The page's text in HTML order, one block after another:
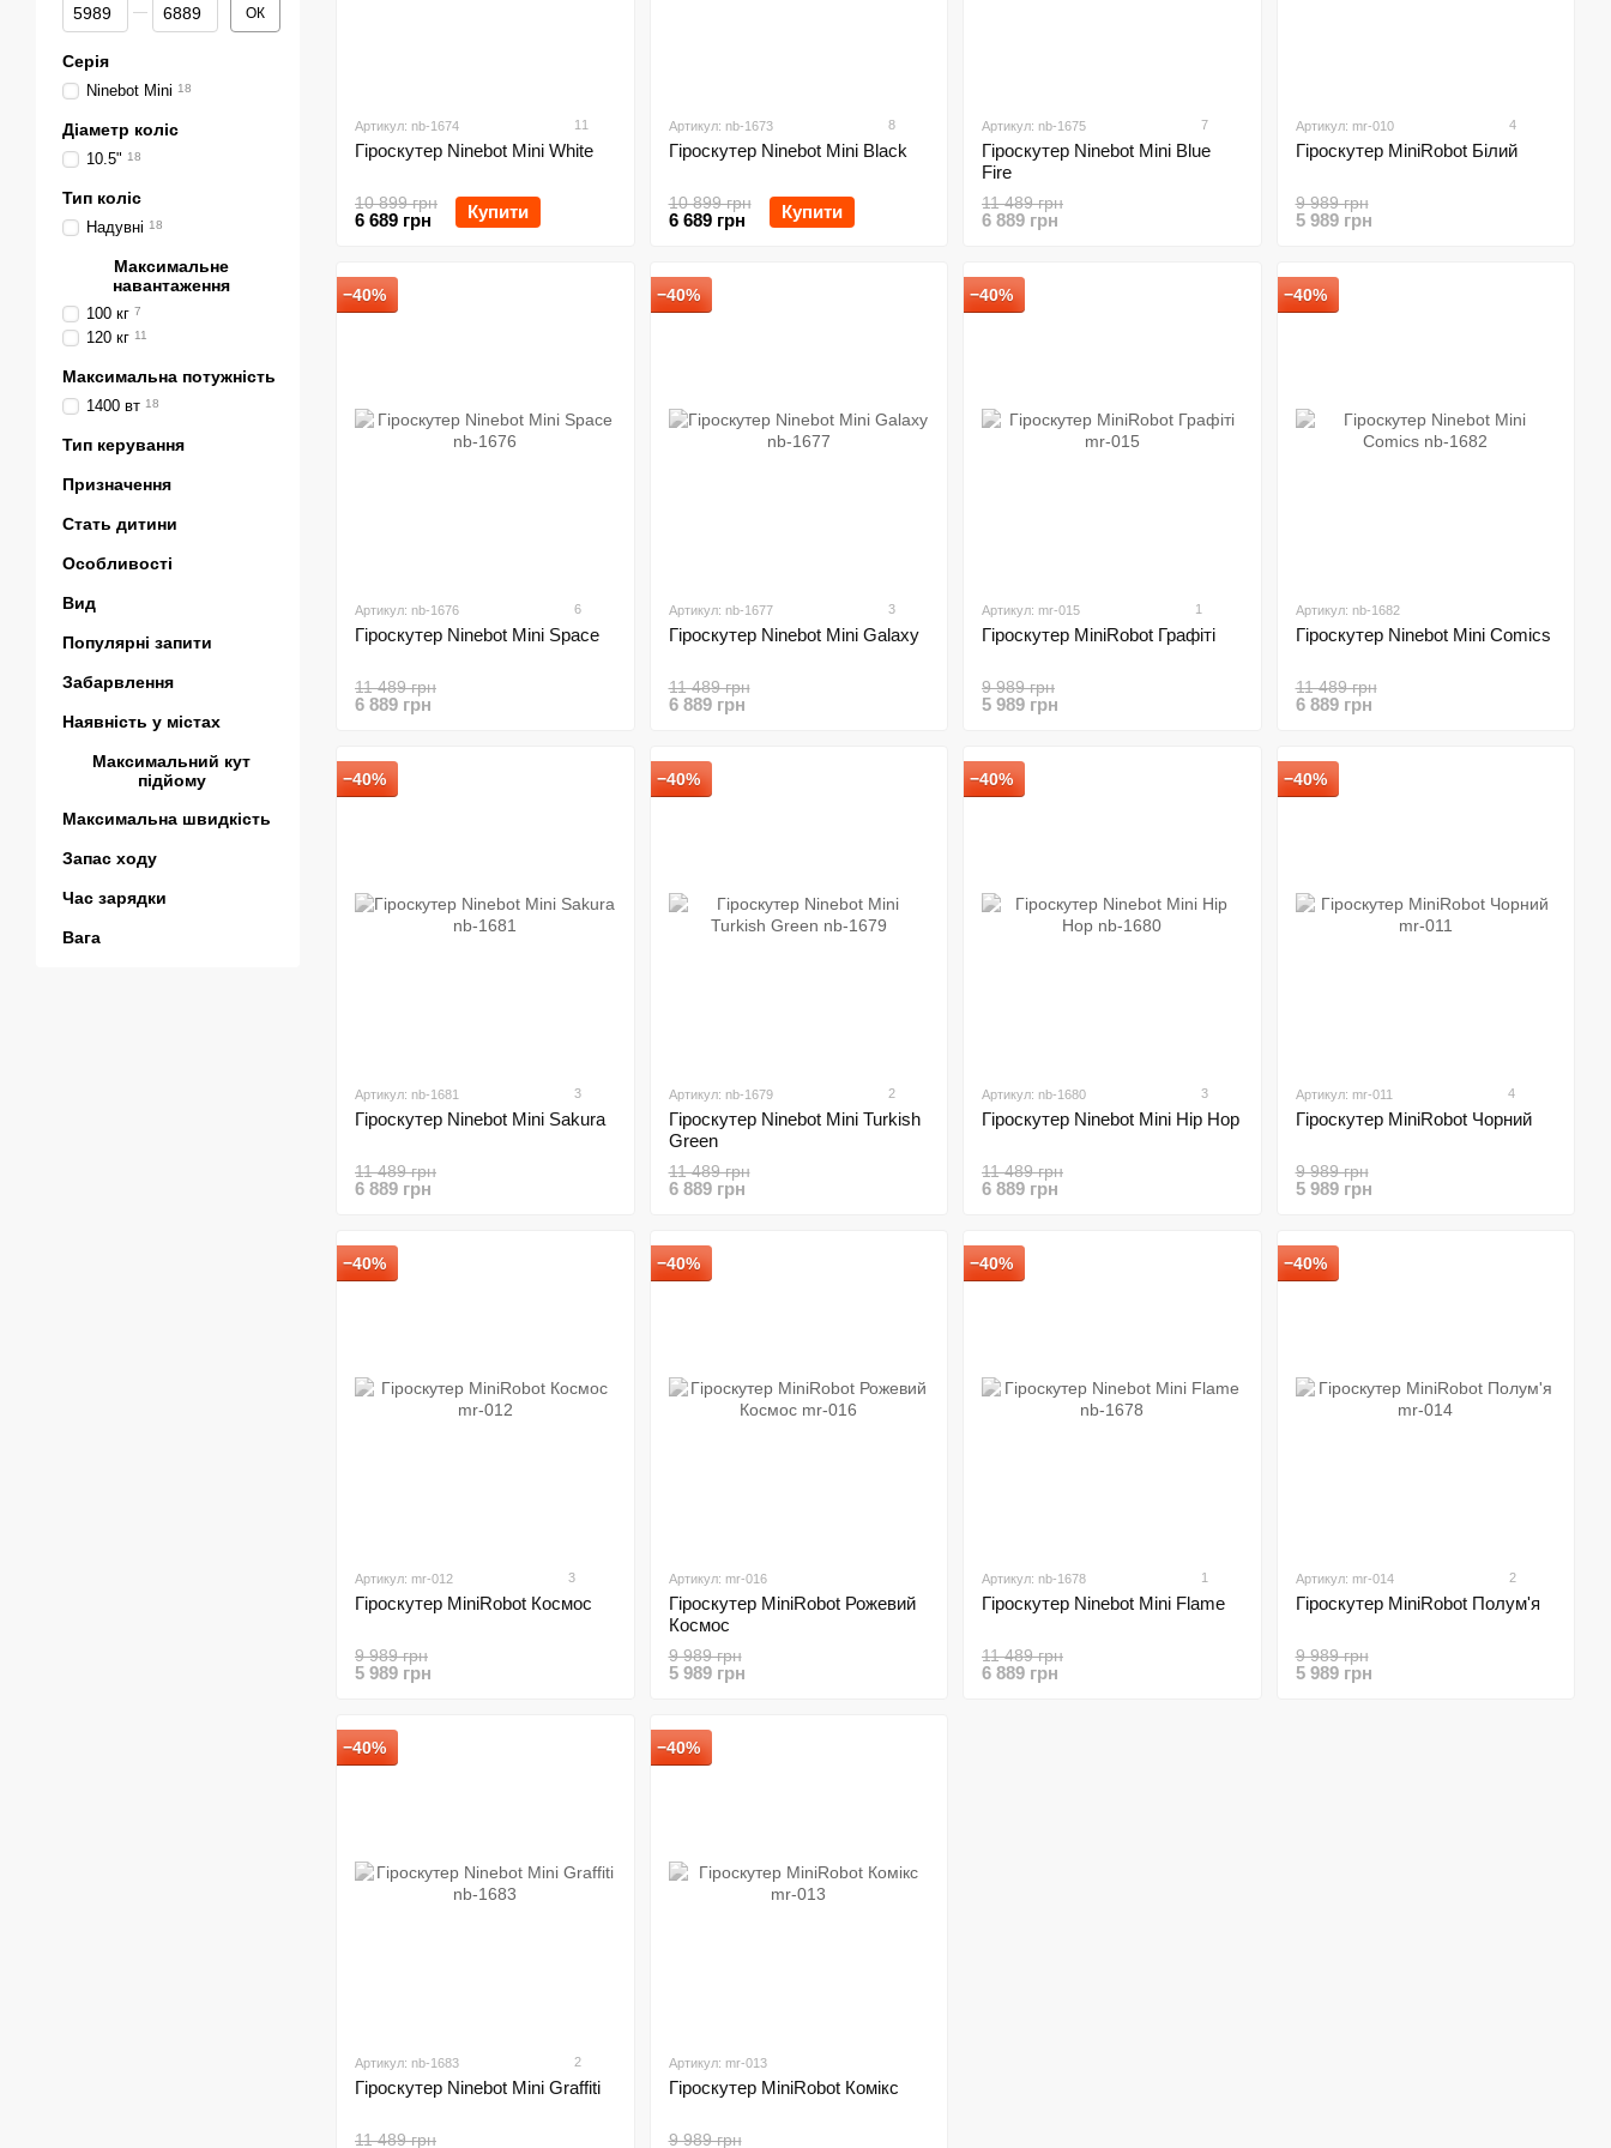
Артикул: nb-1674 11
Гіроскутер Ninebot Mini White
10 899 грн
6 689 грн Купити
Артикул: nb-1673 8
Гіроскутер Ninebot Mini Black
10 899 грн
6 689 грн Купити
Артикул: nb-1675 7
Гіроскутер Ninebot Mini Blue
Fire
11 489 грн
6 889 грн
Артикул: mr-010 4
Гіроскутер MiniRobot Білий
9 989 грн
5 989 грн
−40%
Артикул: nb-1676 6
Гіроскутер Ninebot Mini Space
11 489 грн
6 889 грн
−40%
Артикул: nb-1677 3
Гіроскутер Ninebot Mini Galaxy
11 489 грн
6 889 грн
−40%
Артикул: mr-015 1
Гіроскутер MiniRobot Графіті
9 989 грн
5 989 грн
−40%
Артикул: nb-1682
Гіроскутер Ninebot Mini Comics
11 489 грн
6 889 грн
−40%
Артикул: nb-1681 3
Гіроскутер Ninebot Mini Sakura
11 489 грн
6 889 грн
−40%
Артикул: nb-1679 2
Гіроскутер Ninebot Mini Turkish
Green
11 489 грн
6 889 грн
−40%
Артикул: nb-1680 3
Гіроскутер Ninebot Mini Hip Hop
11 489 грн
6 889 грн
−40%
Артикул: mr-011 4
Гіроскутер MiniRobot Чорний
9 989 грн
5 989 грн
−40%
Артикул: mr-012 3
Гіроскутер MiniRobot Космос
9 989 грн
5 989 грн
−40%
Артикул: mr-016
Гіроскутер MiniRobot Рожевий
Космос
9 989 грн
5 989 грн
−40%
Артикул: nb-1678 1
Гіроскутер Ninebot Mini Flame
11 489 грн
6 889 грн
−40%
Артикул: mr-014 2
Гіроскутер MiniRobot Полум'я
9 989 грн
5 989 грн
−40%
Артикул: nb-1683 2
Гіроскутер Ninebot Mini Graffiti
11 489 грн
−40%
Артикул: mr-013
Гіроскутер MiniRobot Комікс
9 989 грн
ОК
Серія
Ninebot Mini 18
Діаметр коліс
10.5" 18
Тип коліс
Надувні 18
Максимальне
навантаження
100 кг 7
120 кг 11
Максимальна потужність
1400 вт 18
Тип керування
Призначення
Стать дитини
Особливості
Вид
Популярні запити
Забарвлення
Наявність у містах
Максимальний кут
підйому
Максимальна швидкість
Запас ходу
Час зарядки
Вага